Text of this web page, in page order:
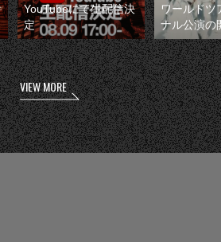
YouTubeにて生配信決
定
ワールドツ
ナル公演の
VIEW MORE